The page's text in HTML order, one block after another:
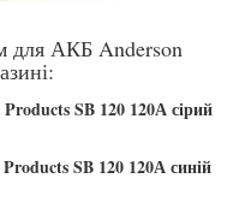
для АКБ Anderson
SB 120 120А сірий
SB 120 120А синій